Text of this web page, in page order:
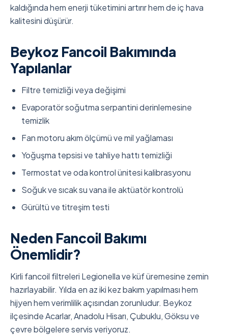
kaldığında hem enerji tüketimini artırır hem de iç hava
kalitesini düşürür.
Beykoz Fancoil Bakımında
Yapılanlar
Filtre temizliği veya değişimi
Evaporatör soğutma serpantini derinlemesine
temizlik
Fan motoru akım ölçümü ve mil yağlaması
Yoğuşma tepsisi ve tahliye hattı temizliği
Termostat ve oda kontrol ünitesi kalibrasyonu
Soğuk ve sıcak su vana ile aktüatör kontrolü
Gürültü ve titreşim testi
Neden Fancoil Bakımı
Önemlidir?
Kirli fancoil filtreleri Legionella ve küf üremesine zemin
hazırlayabilir. Yılda en az iki kez bakım yapılması hem
hijyen hem verimlilik açısından zorunludur. Beykoz
ilçesinde Acarlar, Anadolu Hisarı, Çubuklu, Göksu ve
çevre bölgelere servis veriyoruz.